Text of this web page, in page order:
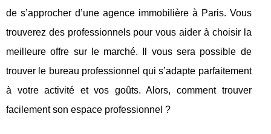
de s’approcher d’une agence immobilière à Paris. Vous
trouverez des professionnels pour vous aider à choisir la
meilleure offre sur le marché. Il vous sera possible de
trouver le bureau professionnel qui s’adapte parfaitement
à votre activité et vos goûts. Alors, comment trouver
facilement son espace professionnel ?